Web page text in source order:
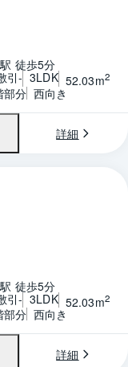
徒歩5分
引- 3LDK 52.03m2
部分 西向き
詳細
間取り
徒歩5分
引- 3LDK 52.03m2
部分 西向き
詳細
間取り